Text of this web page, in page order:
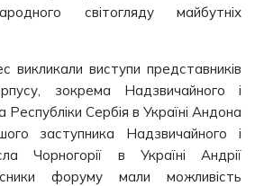
світогляду майбутніх
викликали виступи представників
зокрема Надзвичайного і
Сербія в Україні Андона
заступника Надзвичайного і
Чорногорії в Україні Андрії
форуму мали можливість